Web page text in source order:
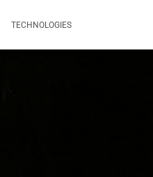
TECHNOLOGIES